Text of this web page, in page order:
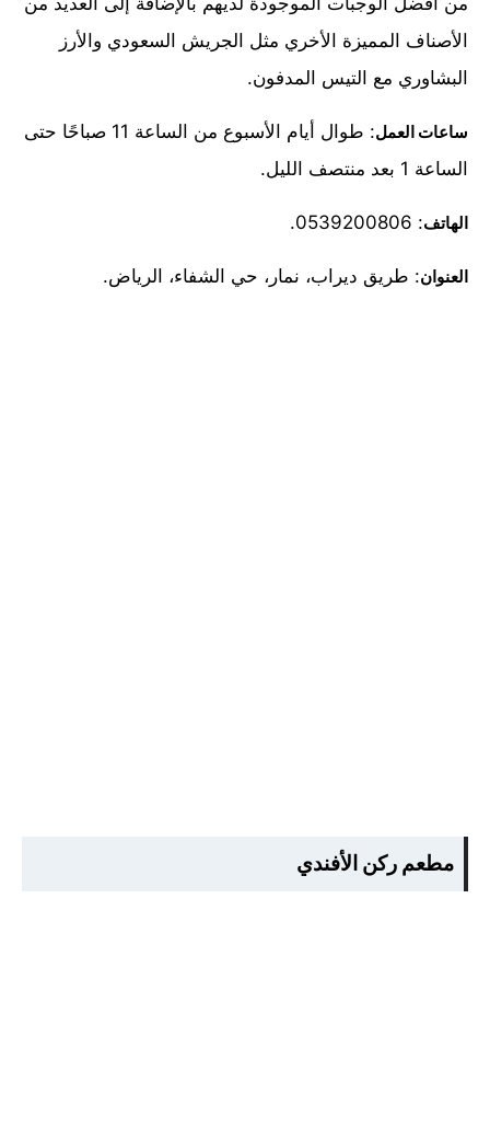
الأصناف المميزة الأخري مثل الجريش السعودي والأرز
البشاوري مع التيس المدفون.
ساعات العمل
: طوال أيام الأسبوع من الساعة 11 صباحًا حتى
الساعة 1 بعد منتصف الليل.
الهاتف: 0539200806.
العنوان: طريق ديراب، نمار، حي الشفاء، الرياض.
مطعم ركن الأفندي